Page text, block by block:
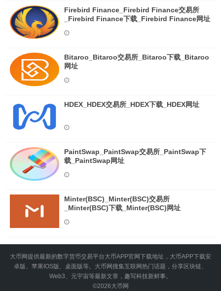
Firebird Finance_Firebird Finance交易所
_Firebird Finance下载_Firebird Finance网址
Bitaroo_Bitaroo交易所_Bitaroo下载_Bitaroo
网址
HDEX_HDEX交易所_HDEX下载_HDEX网址
PaintSwap_PaintSwap交易所_PaintSwap下
载_PaintSwap网址
Minter(BSC)_Minter(BSC)交易所
_Minter(BSC)下载_Minter(BSC)网址
大币网提供最新的数字货币交易平台大币APP官网下载地址，大币APP下载安
卓版、苹果IOS版、桌面版等。大币网搜集互联网热门话题，分享区块链、
Web3、元宇宙等最新文章，趣写科技新鲜事。
©2026大币网